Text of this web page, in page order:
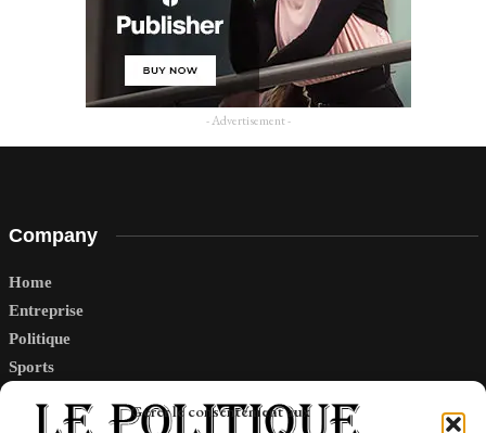
Gérer le consentement aux
- Advertisement -
Company
Home
Entreprise
Politique
Sports